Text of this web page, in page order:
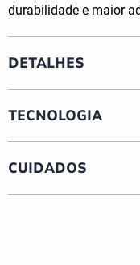
durabilidade e maior
DETALHES
TECNOLOGIA
CUIDADOS